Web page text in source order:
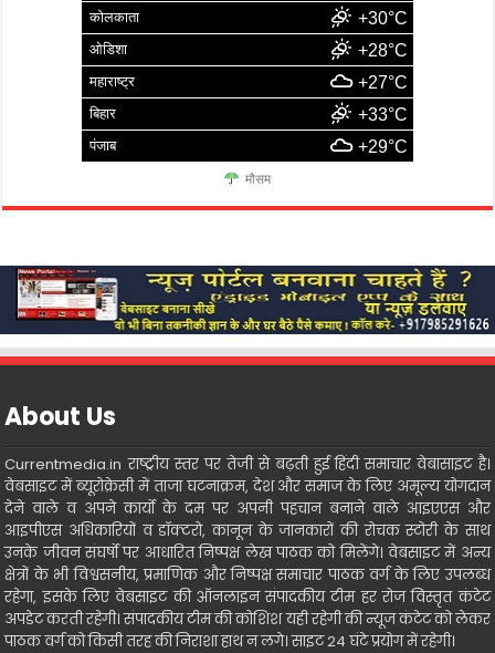
कोलकाता +30°C
ओडिशा +28°C
महाराष्ट्र +27°C
बिहार +33°C
पंजाब +29°C
मौसम
About Us
Currentmedia.in राष्ट्रीय स्तर पर तेजी से बढ़ती हुई हिंदी समाचार वेबासाइट है।
वेबसाइट में ब्यूरोक्रेसी में ताजा घटनाक्रम, देश और समाज के लिए अमूल्य योगदान
देने वाले व अपने कार्यो के दम पर अपनी पहचान बनाने वाले आइएएस और
आइपीएस अधिकारियों व डॉक्टरो, कानून के जानकारों की रोचक स्टोरी के साथ
उनके जीवन संघर्षो पर आधारित निष्पक्ष लेख पाठक को मिलेंगे। वेबसाइट में अन्य
क्षेत्रों के भी विश्वसनीय, प्रमाणिक और निष्पक्ष समाचार पाठक वर्ग के लिए उपलब्ध
रहेगा, इसके लिए वेबसाइट की ऑनलाइन संपादकीय टीम हर रोज विस्तृत कंटेट
अपडेट करती रहेगी। संपादकीय टीम की कोशिश यही रहेगी की न्यूज कंटेट को लेकर
पाठक वर्ग को किसी तरह की निराशा हाथ न लगे। साइट 24 घंटे प्रयोग में रहेगी।